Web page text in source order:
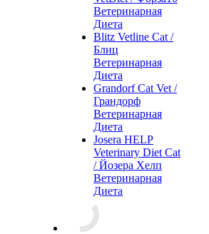
Ветеринарная
Диета
Blitz Vetline Cat /
Блиц
Ветеринарная
Диета
Grandorf Cat Vet /
Грандорф
Ветеринарная
Диета
Josera HELP
Veterinary Diet Cat
/ Йозера Хелп
Ветеринарная
Диета